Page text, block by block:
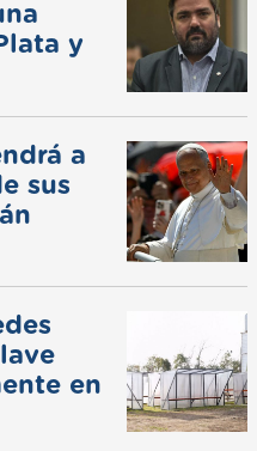
y
a
sus
en